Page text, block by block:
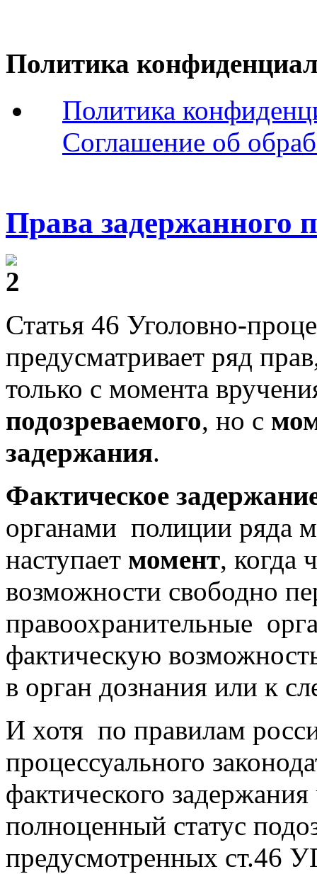
Политика
Политика
Соглашение об
Права задержанного
Статья 46 Уголовно-
предусматривает ряд
только с момента
подозреваемого, но с
задержания.
Фактическое
органами полиции ряда
наступает момент, когда
возможности свободно
правоохранительные
фактическую
в орган дознания или к
И хотя по правилам
процессуального
фактического
полноценный статус
предусмотренных ст.46